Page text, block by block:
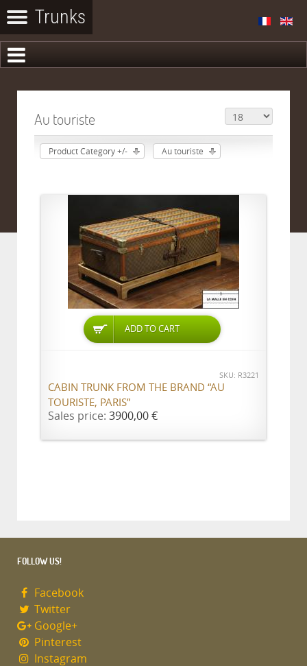
Au touriste
Product Category +/- Au touriste
ADD TO CART
SKU: R3221
CABIN TRUNK FROM THE BRAND “AU
TOURISTE, PARIS”
Sales price: 3900,00 €
FOLLOW US!
Facebook
Twitter
Google+
Pinterest
Instagram